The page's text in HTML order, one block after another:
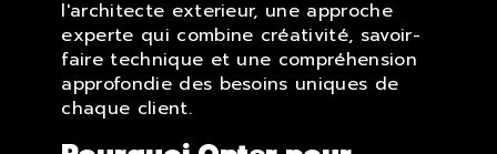
l'architecte exterieur, une approche
experte qui combine créativité, savoir-
faire technique et une compréhension
approfondie des besoins uniques de
chaque client.